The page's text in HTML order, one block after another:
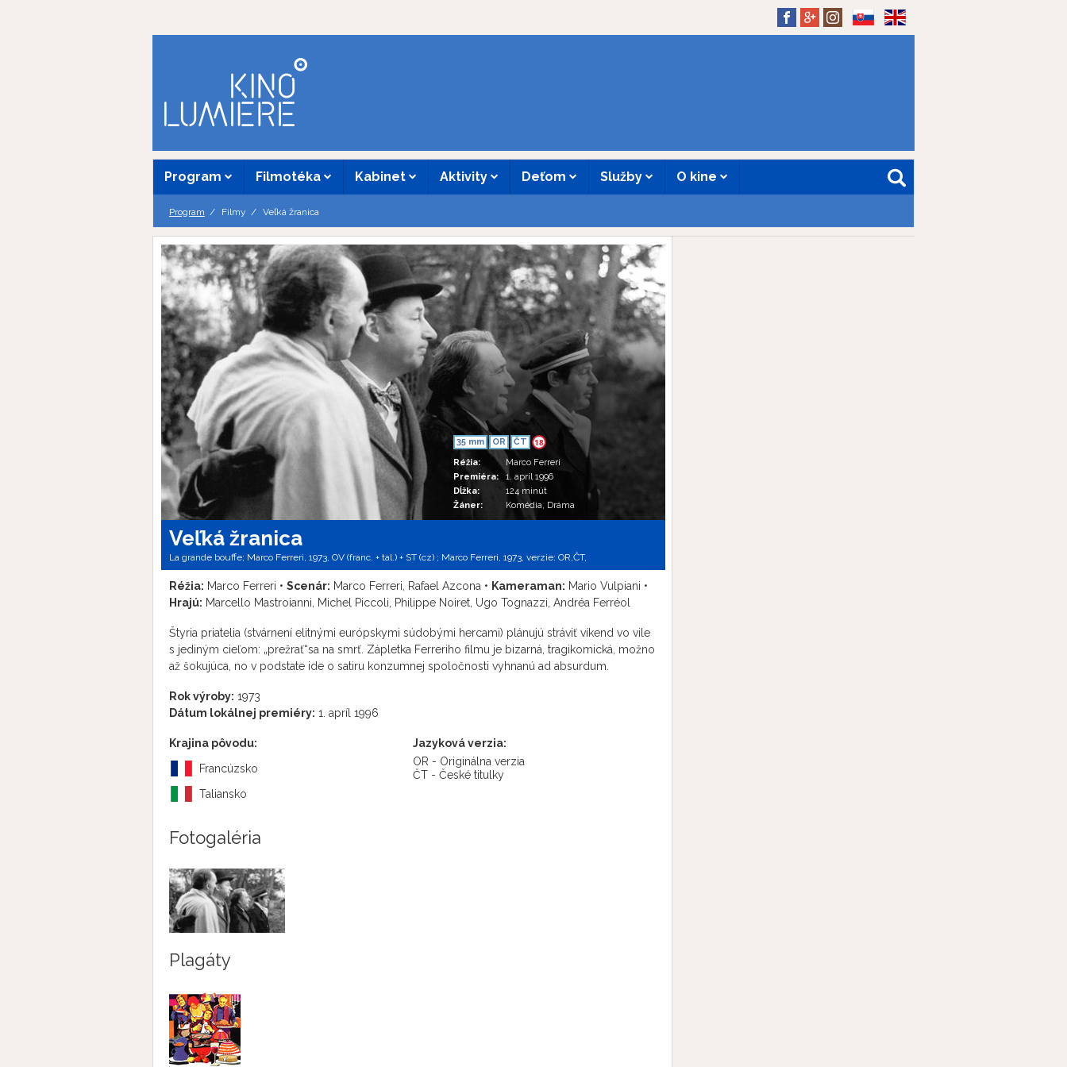
Program Filmotéka Kabinet Aktivity Deťom Služby O kine
Program Filmy Veľká žranica
35 mm OR ČT 18
Réžia:
Marco Ferreri
Premiéra:
1. apríl 1996
Dĺžka:
124 minút
Žáner:
Komédia, Dráma
Veľká žranica
La grande bouffe; Marco Ferreri, 1973, OV (franc. + tal.) + ST (cz) ; Marco Ferreri, 1973, verzie: OR,ČT,
Réžia: Marco Ferreri • Scenár: Marco Ferreri, Rafael Azcona • Kameraman: Mario Vulpiani •
Hrajú: Marcello Mastroianni, Michel Piccoli, Philippe Noiret, Ugo Tognazzi, Andréa Ferréol
Štyria priatelia (stvárnení elitnými európskymi súdobými hercami) plánujú stráviť víkend vo vile
s jediným cieľom: „prežrať“sa na smrť. Zápletka Ferreriho filmu je bizarná, tragikomická, možno
až šokujúca, no v podstate ide o satiru konzumnej spoločnosti vyhnanú ad absurdum.
Rok výroby: 1973
Dátum lokálnej premiéry: 1. apríl 1996
Krajina pôvodu:
Francúzsko
Taliansko
Jazyková verzia:
OR - Originálna verzia
ČT - České titulky
Fotogaléria
Plagáty